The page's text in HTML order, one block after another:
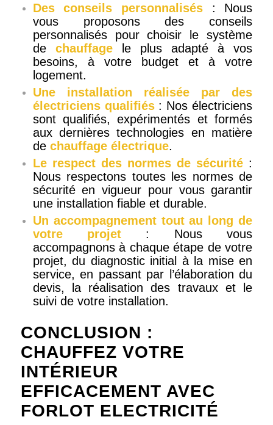
Des conseils personnalisés : Nous
vous proposons des conseils
personnalisés pour choisir le système
de chauffagele plus adapté à vos
besoins, à votre budget et à votre
logement.
Une installation réalisée par des
électriciens qualifiés: Nos électriciens
sont qualifiés, expérimentés et formés
aux dernières technologies en matière
de chauffage électrique.
Le respect des normes de sécurité :
Nous respectons toutes les normes de
sécurité en vigueur pour vous garantir
une installation fiable et durable.
Un accompagnement tout au long de
votre projet : Nous vous
accompagnons à chaque étape de votre
projet, du diagnostic initial à la mise en
service, en passant par l’élaboration du
devis, la réalisation des travaux et le
suivi de votre installation.
CONCLUSION :
CHAUFFEZ VOTRE
INTÉRIEUR
EFFICACEMENT AVEC
FORLOT ELECTRICITÉ